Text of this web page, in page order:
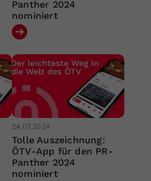
Panther 2024
nominiert
24.07.2024
Tolle Auszeichnung:
ÖTV-App für den PR-
Panther 2024
nominiert